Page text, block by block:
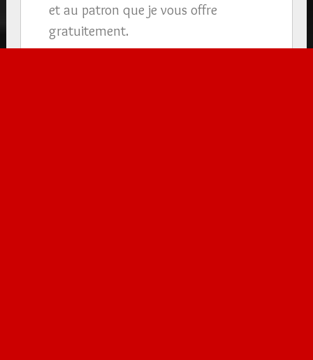
et au patron que je vous offre
gratuitement.